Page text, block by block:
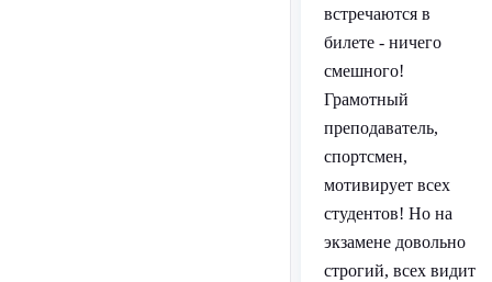
встречаются в
билете - ничего
смешного!
Грамотный
преподаватель,
спортсмен,
мотивирует всех
студентов! Но на
экзамене довольно
строгий, всех видит